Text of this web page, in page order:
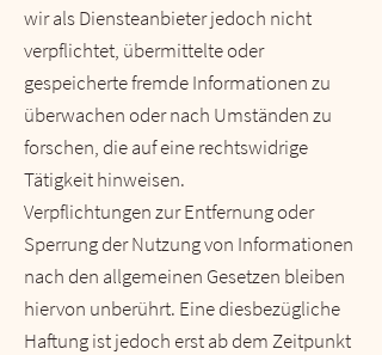
wir als Diensteanbieter jedoch nicht
verpflichtet, übermittelte oder
gespeicherte fremde Informationen zu
überwachen oder nach Umständen zu
forschen, die auf eine rechtswidrige
Tätigkeit hinweisen.
Verpflichtungen zur Entfernung oder
Sperrung der Nutzung von Informationen
nach den allgemeinen Gesetzen bleiben
hiervon unberührt. Eine diesbezügliche
Haftung ist jedoch erst ab dem Zeitpunkt